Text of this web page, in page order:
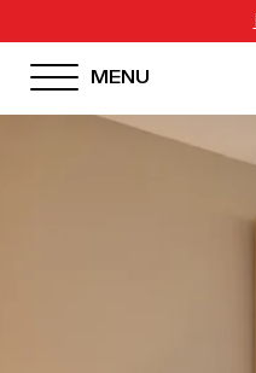
HOTEL MENU
MENU